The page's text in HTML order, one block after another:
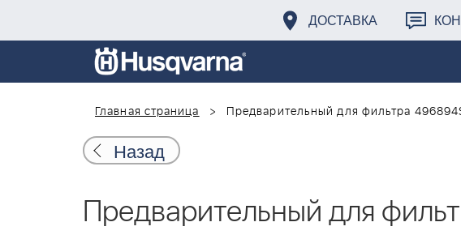
ДОСТАВКА
Главная страница
Предварительный для фильтра
Назад
Предварительный для